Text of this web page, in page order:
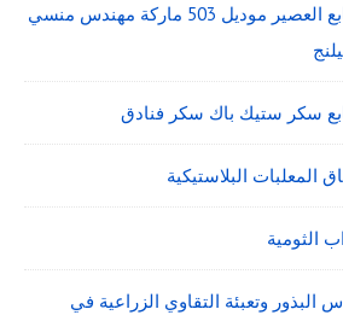
ماكينة تعبئة وتغليف اصابع العصير موديل 503 ماركة مهندس منسي
سكر ستيك باك سكر فنادق
المعلبات البلاستيكية
الثومية
البذور وتعبئة التقاوي الزراعية في